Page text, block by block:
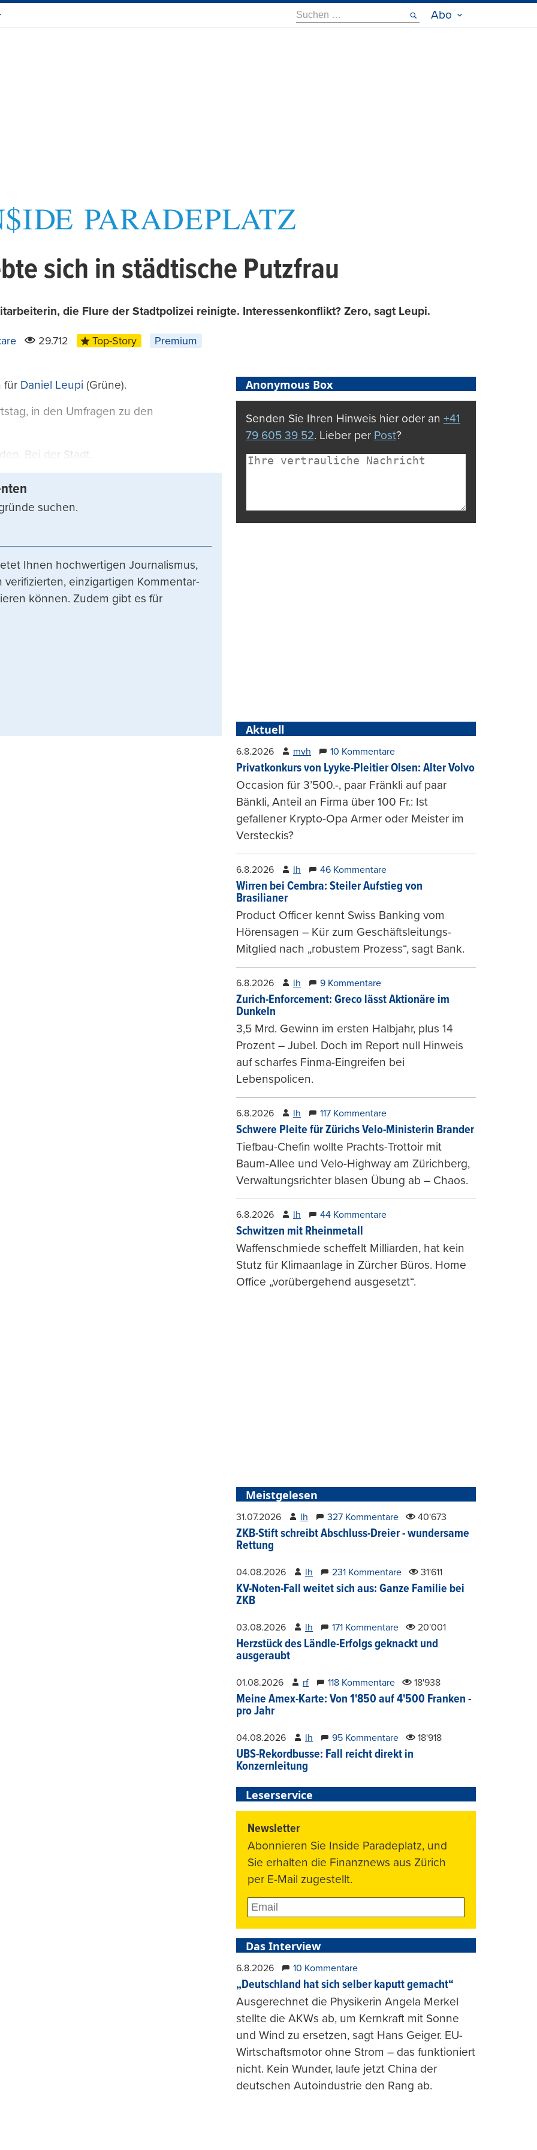
Suche
nach:
Abo
sich in städtische Putzfrau
die Flure der Stadtpolizei reinigte. Interessenkonflikt? Zero, sagt Leupi.
29.712 Top-Story Premium
für Daniel Leupi (Grüne).
in den Umfragen zu den
Bei der Stadt.
suchen.
Ihnen hochwertigen Journalismus,
einzigartigen Kommentar-
können. Zudem gibt es für
Anonymous Box
Senden Sie Ihren Hinweis hier oder an +41
79 605 39 52. Lieber per Post?
Aktuell
6.8.2026 mvh 10 Kommentare
Privatkonkurs von Lyyke-Pleitier Olsen: Alter Volvo
Occasion für 3’500.-, paar Fränkli auf paar
Bänkli, Anteil an Firma über 100 Fr.: Ist
gefallener Krypto-Opa Armer oder Meister im
Versteckis?
6.8.2026 lh 46 Kommentare
Wirren bei Cembra: Steiler Aufstieg von
Brasilianer
Product Officer kennt Swiss Banking vom
Hörensagen – Kür zum Geschäftsleitungs-
Mitglied nach „robustem Prozess“, sagt Bank.
6.8.2026 lh 9 Kommentare
Zurich-Enforcement: Greco lässt Aktionäre im
Dunkeln
3,5 Mrd. Gewinn im ersten Halbjahr, plus 14
Prozent – Jubel. Doch im Report null Hinweis
auf scharfes Finma-Eingreifen bei
Lebenspolicen.
6.8.2026 lh 117 Kommentare
Schwere Pleite für Zürichs Velo-Ministerin Brander
Tiefbau-Chefin wollte Prachts-Trottoir mit
Baum-Allee und Velo-Highway am Zürichberg,
Verwaltungsrichter blasen Übung ab – Chaos.
6.8.2026 lh 44 Kommentare
Schwitzen mit Rheinmetall
Waffenschmiede scheffelt Milliarden, hat kein
Stutz für Klimaanlage in Zürcher Büros. Home
Office „vorübergehend ausgesetzt“.
Meistgelesen
31.07.2026 lh 327 Kommentare 40'673
ZKB-Stift schreibt Abschluss-Dreier - wundersame
Rettung
04.08.2026 lh 231 Kommentare 31'611
KV-Noten-Fall weitet sich aus: Ganze Familie bei
ZKB
03.08.2026 lh 171 Kommentare 20'001
Herzstück des Ländle-Erfolgs geknackt und
ausgeraubt
01.08.2026 rf 118 Kommentare 18'938
Meine Amex-Karte: Von 1'850 auf 4'500 Franken -
pro Jahr
04.08.2026 lh 95 Kommentare 18'918
UBS-Rekordbusse: Fall reicht direkt in
Konzernleitung
Leserservice
Newsletter
Abonnieren Sie Inside Paradeplatz, und
Sie erhalten die Finanznews aus Zürich
per E-Mail zugestellt.
Das Interview
6.8.2026 10 Kommentare
„Deutschland hat sich selber kaputt gemacht“
Ausgerechnet die Physikerin Angela Merkel
stellte die AKWs ab, um Kernkraft mit Sonne
und Wind zu ersetzen, sagt Hans Geiger. EU-
Wirtschaftsmotor ohne Strom – das funktioniert
nicht. Kein Wunder, laufe jetzt China der
deutschen Autoindustrie den Rang ab.